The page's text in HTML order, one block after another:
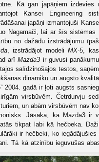
Kā gan japāņiem
Kansei Engineering
japāņi izmantojuši
Nagamači, lai ar šīs
no dažādu izstrādājumu
, izstrādājot modeliMX-5,
arīMazda3 ir guvusi
salīdzinošajos testos,
dinamiku un augsto
2004. gadā ir ļoti augsts
virsbūvēm. Četrdurvju
un abām virsbūvēm nav
Jāsaka, ka Mazda3 ir
tikpat labi kā hečbeka.
ir hečbeki, ko
Tā kā atzinību ieguvušas